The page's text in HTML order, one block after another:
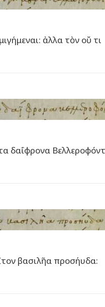
ἀλλα τὸν οὔ τι
δαΐφρονα
βασιλῆα προσήυδα: